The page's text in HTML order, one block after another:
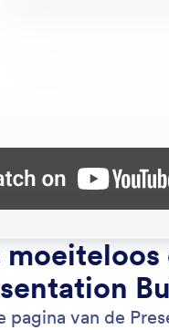
pagina van de